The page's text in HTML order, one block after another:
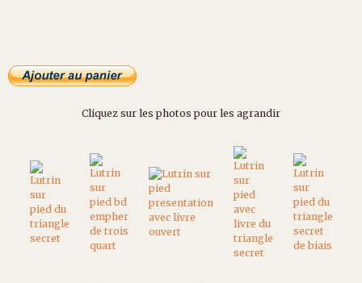
Cliquez sur les photos pour les agrandir